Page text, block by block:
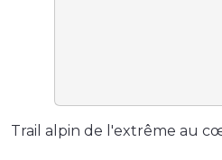
Trail alpin de l'extrême au